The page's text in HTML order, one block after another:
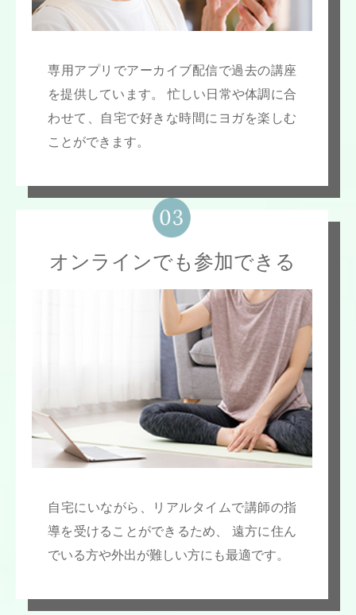
専用アプリでアーカイブ配信で過去の講座
を提供しています。 忙しい日常や体調に合
わせて、自宅で好きな時間にヨガを楽しむ
ことができます。
オンラインでも参加できる
自宅にいながら、リアルタイムで講師の指
導を受けることができるため、 遠方に住ん
でいる方や外出が難しい方にも最適です。